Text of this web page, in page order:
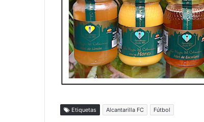
Etiquetas Alcantarilla FC Fútbol